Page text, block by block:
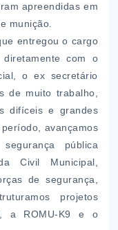
apreendidas em
munição.
entregou o cargo
diretamente com o
o ex secretário
de muito trabalho,
difíceis e grandes
avançamos
pública
Civil Municipal,
de segurança,
projetos
a ROMU-K9 e o